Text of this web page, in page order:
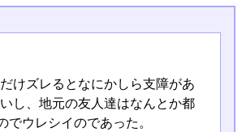
けズレるとなにかしら支障があ
し、地元の友人達はなんとか都
ウレシイのであった。